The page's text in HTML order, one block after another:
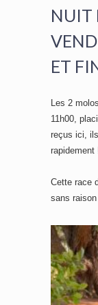
NUIT
ET
Les 2
11h00,
reçus ici,
rapidement
Cette race
sans